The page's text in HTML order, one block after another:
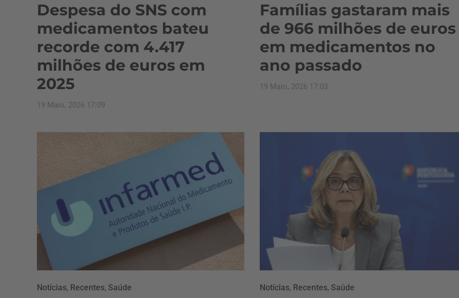
Despesa do SNS com
medicamentos bateu
recorde com 4.417
milhões de euros em
2025
19 Maio, 2026 17:09
Famílias gastaram mais
de 966 milhões de euros
em medicamentos no
ano passado
19 Maio, 2026 17:03
Notícias, Recentes, Saúde Notícias, Recentes, Saúde